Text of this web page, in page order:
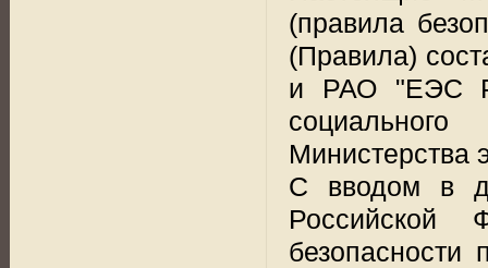
(правила
(Правила)
и РАО "ЕЭС
Министерства
С вводом в
Российской
безопасности